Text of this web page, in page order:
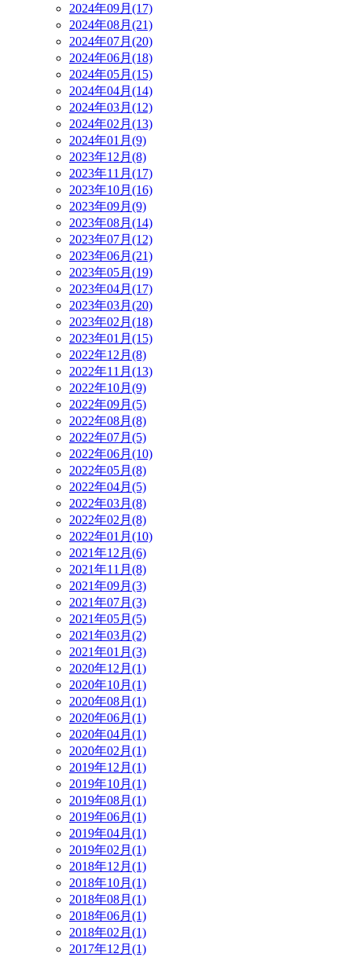
2024年09月(17)
2024年08月(21)
2024年07月(20)
2024年06月(18)
2024年05月(15)
2024年04月(14)
2024年03月(12)
2024年02月(13)
2024年01月(9)
2023年12月(8)
2023年11月(17)
2023年10月(16)
2023年09月(9)
2023年08月(14)
2023年07月(12)
2023年06月(21)
2023年05月(19)
2023年04月(17)
2023年03月(20)
2023年02月(18)
2023年01月(15)
2022年12月(8)
2022年11月(13)
2022年10月(9)
2022年09月(5)
2022年08月(8)
2022年07月(5)
2022年06月(10)
2022年05月(8)
2022年04月(5)
2022年03月(8)
2022年02月(8)
2022年01月(10)
2021年12月(6)
2021年11月(8)
2021年09月(3)
2021年07月(3)
2021年05月(5)
2021年03月(2)
2021年01月(3)
2020年12月(1)
2020年10月(1)
2020年08月(1)
2020年06月(1)
2020年04月(1)
2020年02月(1)
2019年12月(1)
2019年10月(1)
2019年08月(1)
2019年06月(1)
2019年04月(1)
2019年02月(1)
2018年12月(1)
2018年10月(1)
2018年08月(1)
2018年06月(1)
2018年02月(1)
2017年12月(1)